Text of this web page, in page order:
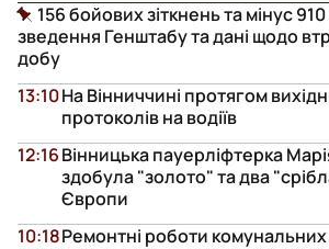
156 бойових зіткнень та мінус
зведення Генштабу та дані щодо
добу
На Вінниччині протягом
протоколів на водіїв
13:10
Вінницька пауерліфтерка
здобула "золото" та два
Європи
12:16
Ремонтні роботи
10:18